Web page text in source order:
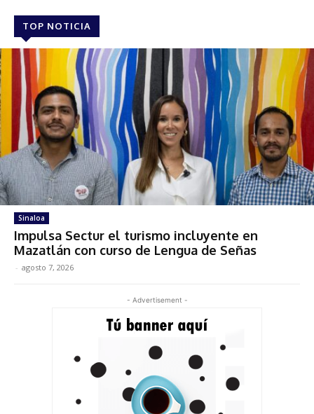
TOP NOTICIA
Sinaloa
Impulsa Sectur el turismo incluyente en
Mazatlán con curso de Lengua de Señas
- agosto 7, 2026
- Advertisement -